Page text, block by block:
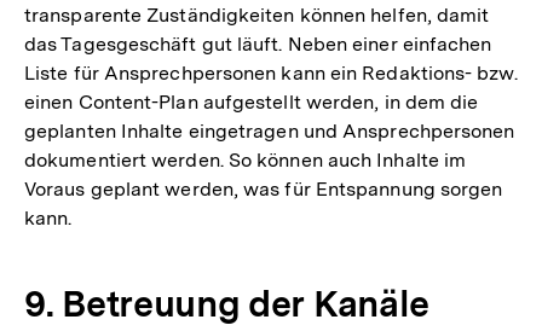
transparente Zuständigkeiten können helfen, damit
das Tagesgeschäft gut läuft. Neben einer einfachen
Liste für Ansprechpersonen kann ein Redaktions- bzw.
einen Content-Plan aufgestellt werden, in dem die
geplanten Inhalte eingetragen und Ansprechpersonen
dokumentiert werden. So können auch Inhalte im
Voraus geplant werden, was für Entspannung sorgen
kann.
9. Betreuung der Kanäle